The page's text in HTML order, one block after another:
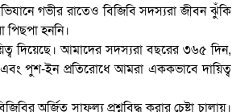
গভীর রাতেও বিজিবি সদস্যরা জীবন ঝুঁকি
হননি।
দিয়েছে। আমাদের সদস্যরা বছরের ৩৬৫ দিন,
এবং পুশ-ইন প্রতিরোধে আমরা এককভাবে দায়িত্ব
অর্জিত সাফল্য প্রশ্নবিদ্ধ করার চেষ্টা চালায়।